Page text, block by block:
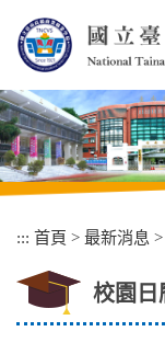
內
容
區
塊
::: 首頁 > 最新消息 >
校園日